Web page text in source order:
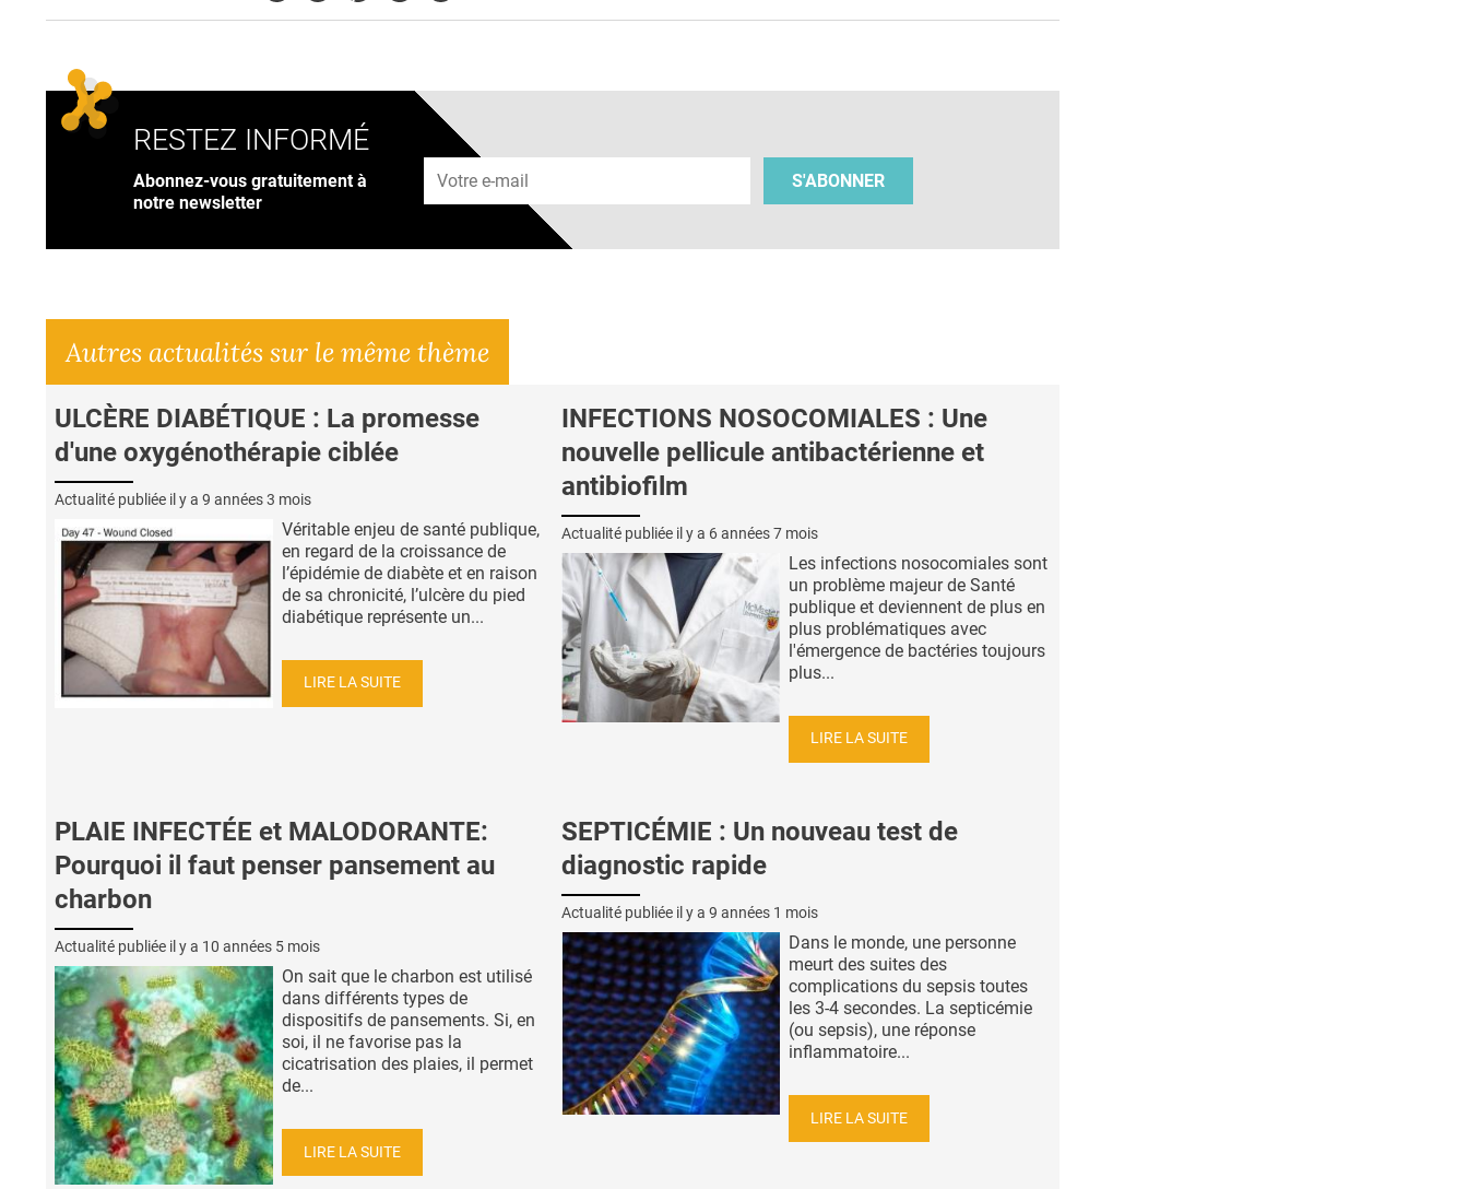
RESTEZ INFORMÉ
Abonnez-vous gratuitement à
notre newsletter
Adresse e-mail
S'ABONNER
Autres actualités sur le même thème
ULCÈRE DIABÉTIQUE : La promesse
d'une oxygénothérapie ciblée
Actualité publiée il y a 9 années 3 mois
Véritable enjeu de santé publique,
en regard de la croissance de
l’épidémie de diabète et en raison
de sa chronicité, l’ulcère du pied
diabétique représente un...
LIRE LA SUITE
INFECTIONS NOSOCOMIALES : Une
nouvelle pellicule antibactérienne et
antibiofilm
Actualité publiée il y a 6 années 7 mois
Les infections nosocomiales sont
un problème majeur de Santé
publique et deviennent de plus en
plus problématiques avec
l'émergence de bactéries toujours
plus...
LIRE LA SUITE
PLAIE INFECTÉE et MALODORANTE:
Pourquoi il faut penser pansement au
charbon
Actualité publiée il y a 10 années 5 mois
On sait que le charbon est utilisé
dans différents types de
dispositifs de pansements. Si, en
soi, il ne favorise pas la
cicatrisation des plaies, il permet
de...
LIRE LA SUITE
SEPTICÉMIE : Un nouveau test de
diagnostic rapide
Actualité publiée il y a 9 années 1 mois
Dans le monde, une personne
meurt des suites des
complications du sepsis toutes
les 3-4 secondes. La septicémie
(ou sepsis), une réponse
inflammatoire...
LIRE LA SUITE